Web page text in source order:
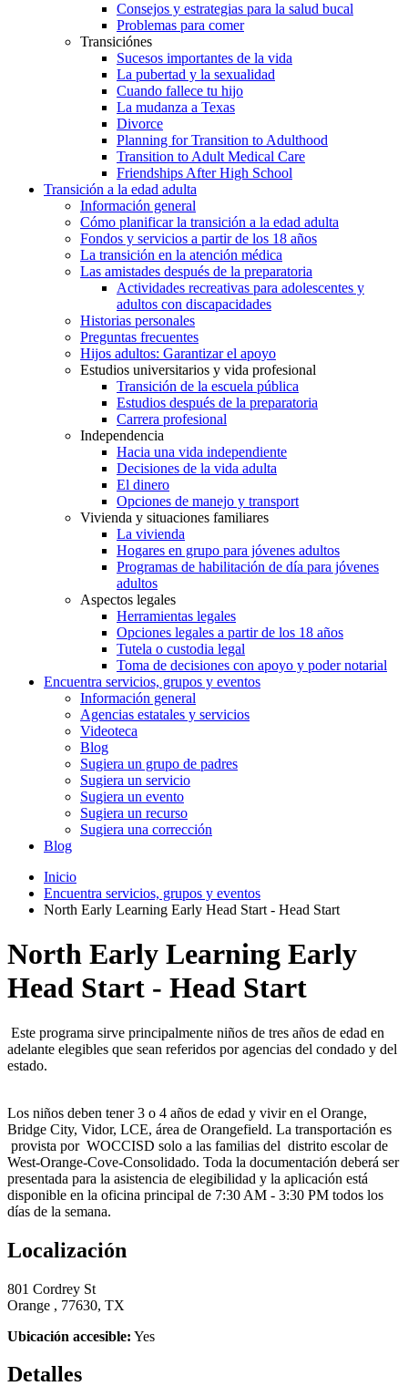
Consejos y estrategias para la salud bucal
Problemas para comer
Transiciónes
Sucesos importantes de la vida
La pubertad y la sexualidad
Cuando fallece tu hijo
La mudanza a Texas
Divorce
Planning for Transition to Adulthood
Transition to Adult Medical Care
Friendships After High School
Transición a la edad adulta
Información general
Cómo planificar la transición a la edad adulta
Fondos y servicios a partir de los 18 años
La transición en la atención médica
Las amistades después de la preparatoria
Actividades recreativas para adolescentes y
adultos con discapacidades
Historias personales
Preguntas frecuentes
Hijos adultos: Garantizar el apoyo
Estudios universitarios y vida profesional
Transición de la escuela pública
Estudios después de la preparatoria
Carrera profesional
Independencia
Hacia una vida independiente
Decisiones de la vida adulta
El dinero
Opciones de manejo y transport
Vivienda y situaciones familiares
La vivienda
Hogares en grupo para jóvenes adultos
Programas de habilitación de día para jóvenes
adultos
Aspectos legales
Herramientas legales
Opciones legales a partir de los 18 años
Tutela o custodia legal
Toma de decisiones con apoyo y poder notarial
Encuentra servicios, grupos y eventos
Información general
Agencias estatales y servicios
Videoteca
Blog
Sugiera un grupo de padres
Sugiera un servicio
Sugiera un evento
Sugiera un recurso
Sugiera una corrección
Blog
Inicio
Encuentra servicios, grupos y eventos
North Early Learning Early Head Start - Head Start
North Early Learning Early
Head Start - Head Start
Este programa sirve principalmente niños de tres años de edad en
adelante elegibles que sean referidos por agencias del condado y del
estado.
Los niños deben tener 3 o 4 años de edad y vivir en el Orange,
Bridge City, Vidor, LCE, área de Orangefield. La transportación es
provista por WOCCISD solo a las familias del distrito escolar de
West-Orange-Cove-Consolidado. Toda la documentación deberá ser
presentada para la asistencia de elegibilidad y la aplicación está
disponible en la oficina principal de 7:30 AM - 3:30 PM todos los
días de la semana.
Localización
801 Cordrey St
Orange , 77630, TX
Ubicación accesible: Yes
Detalles